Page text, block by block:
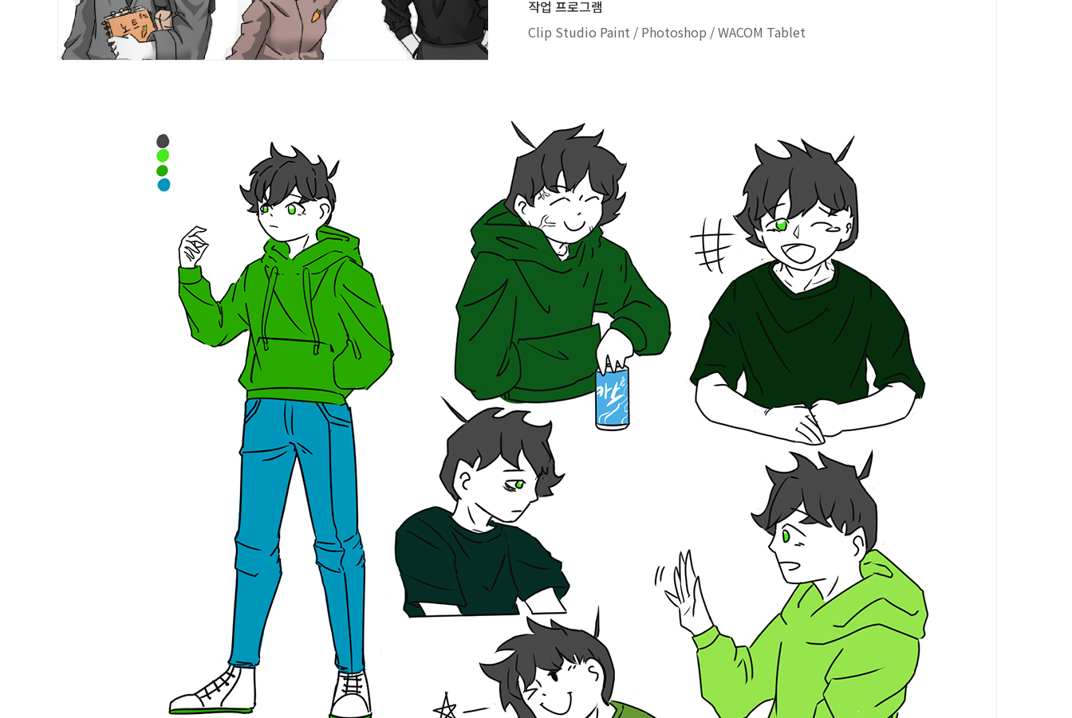
작업 프로그램
Clip Studio Paint / Photoshop / WACOM Tablet